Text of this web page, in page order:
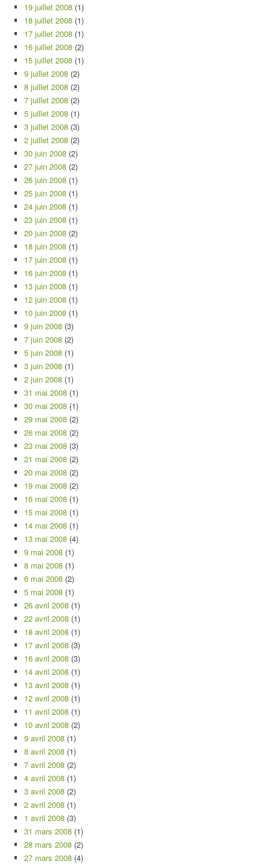
19 juillet 2008 (1)
18 juillet 2008 (1)
17 juillet 2008 (1)
16 juillet 2008 (2)
15 juillet 2008 (1)
9 juillet 2008 (2)
8 juillet 2008 (2)
7 juillet 2008 (2)
5 juillet 2008 (1)
3 juillet 2008 (3)
2 juillet 2008 (2)
30 juin 2008 (2)
27 juin 2008 (2)
26 juin 2008 (1)
25 juin 2008 (1)
24 juin 2008 (1)
23 juin 2008 (1)
20 juin 2008 (2)
18 juin 2008 (1)
17 juin 2008 (1)
16 juin 2008 (1)
13 juin 2008 (1)
12 juin 2008 (1)
10 juin 2008 (1)
9 juin 2008 (3)
7 juin 2008 (2)
5 juin 2008 (1)
3 juin 2008 (1)
2 juin 2008 (1)
31 mai 2008 (1)
30 mai 2008 (1)
29 mai 2008 (2)
26 mai 2008 (2)
23 mai 2008 (3)
21 mai 2008 (2)
20 mai 2008 (2)
19 mai 2008 (2)
16 mai 2008 (1)
15 mai 2008 (1)
14 mai 2008 (1)
13 mai 2008 (4)
9 mai 2008 (1)
8 mai 2008 (1)
6 mai 2008 (2)
5 mai 2008 (1)
26 avril 2008 (1)
22 avril 2008 (1)
18 avril 2008 (1)
17 avril 2008 (3)
16 avril 2008 (3)
14 avril 2008 (1)
13 avril 2008 (1)
12 avril 2008 (1)
11 avril 2008 (1)
10 avril 2008 (2)
9 avril 2008 (1)
8 avril 2008 (1)
7 avril 2008 (2)
4 avril 2008 (1)
3 avril 2008 (2)
2 avril 2008 (1)
1 avril 2008 (3)
31 mars 2008 (1)
28 mars 2008 (2)
27 mars 2008 (4)